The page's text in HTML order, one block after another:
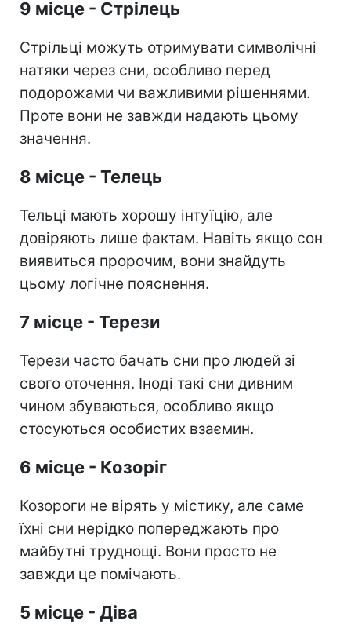
9 місце - Стрілець
Стрільці можуть отримувати символічні
натяки через сни, особливо перед
подорожами чи важливими рішеннями.
Проте вони не завжди надають цьому
значення.
8 місце - Телець
Тельці мають хорошу інтуїцію, але
довіряють лише фактам. Навіть якщо сон
виявиться пророчим, вони знайдуть
цьому логічне пояснення.
7 місце - Терези
Терези часто бачать сни про людей зі
свого оточення. Іноді такі сни дивним
чином збуваються, особливо якщо
стосуються особистих взаємин.
6 місце - Козоріг
Козороги не вірять у містику, але саме
їхні сни нерідко попереджають про
майбутні труднощі. Вони просто не
завжди це помічають.
5 місце - Діва